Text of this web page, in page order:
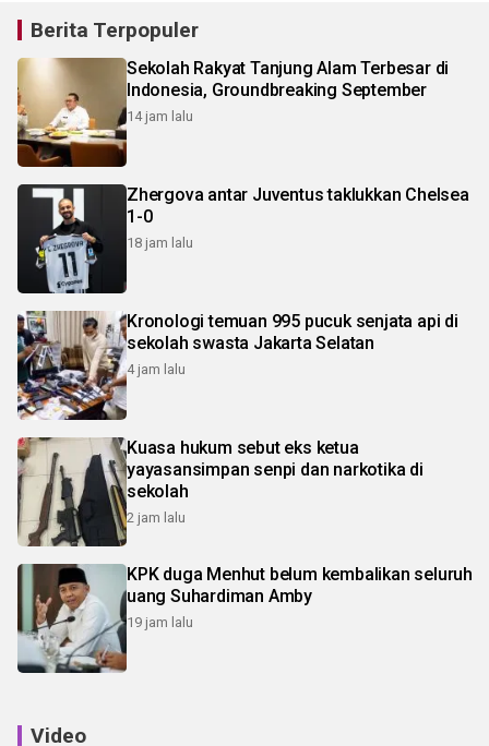
Berita Terpopuler
Sekolah Rakyat Tanjung Alam Terbesar di
Indonesia, Groundbreaking September
14 jam lalu
Zhergova antar Juventus taklukkan Chelsea
1-0
18 jam lalu
Kronologi temuan 995 pucuk senjata api di
sekolah swasta Jakarta Selatan
4 jam lalu
Kuasa hukum sebut eks ketua
yayasansimpan senpi dan narkotika di
sekolah
2 jam lalu
KPK duga Menhut belum kembalikan seluruh
uang Suhardiman Amby
19 jam lalu
Video